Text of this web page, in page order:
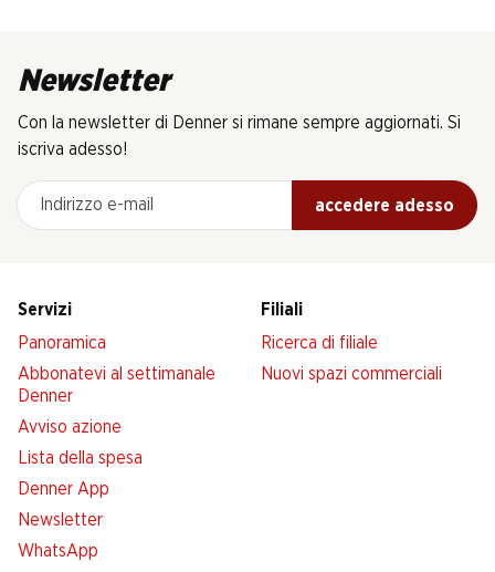
Newsletter
Con la newsletter di Denner si rimane sempre aggiornati. Si
iscriva adesso!
Indirizzo e-mail
accedere adesso
Servizi
Panoramica
Abbonatevi al settimanale
Denner
Avviso azione
Lista della spesa
Denner App
Newsletter
WhatsApp
Filiali
Ricerca di filiale
Nuovi spazi commerciali